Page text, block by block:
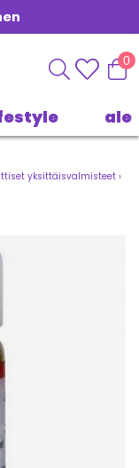
0
ale
yksittäisvalmisteet›